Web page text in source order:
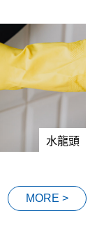
水龍頭
MORE >